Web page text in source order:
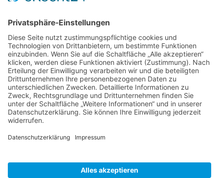
Effiziente Nutzung kleiner Küchen:
Maximale Funktionalität und Stil
Wie aus ungenutzten Flächen neue
Aufenthaltsbereiche werden können
Was Sie über Pflanzen wissen